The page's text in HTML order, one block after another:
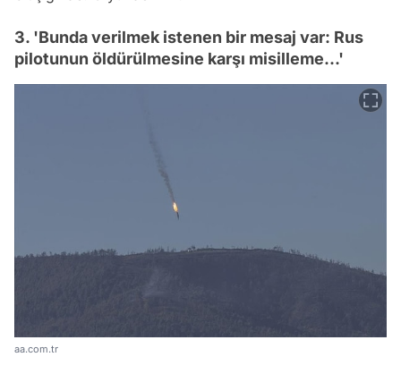
3. 'Bunda verilmek istenen bir mesaj var: Rus
pilotunun öldürülmesine karşı misilleme...'
aa.com.tr